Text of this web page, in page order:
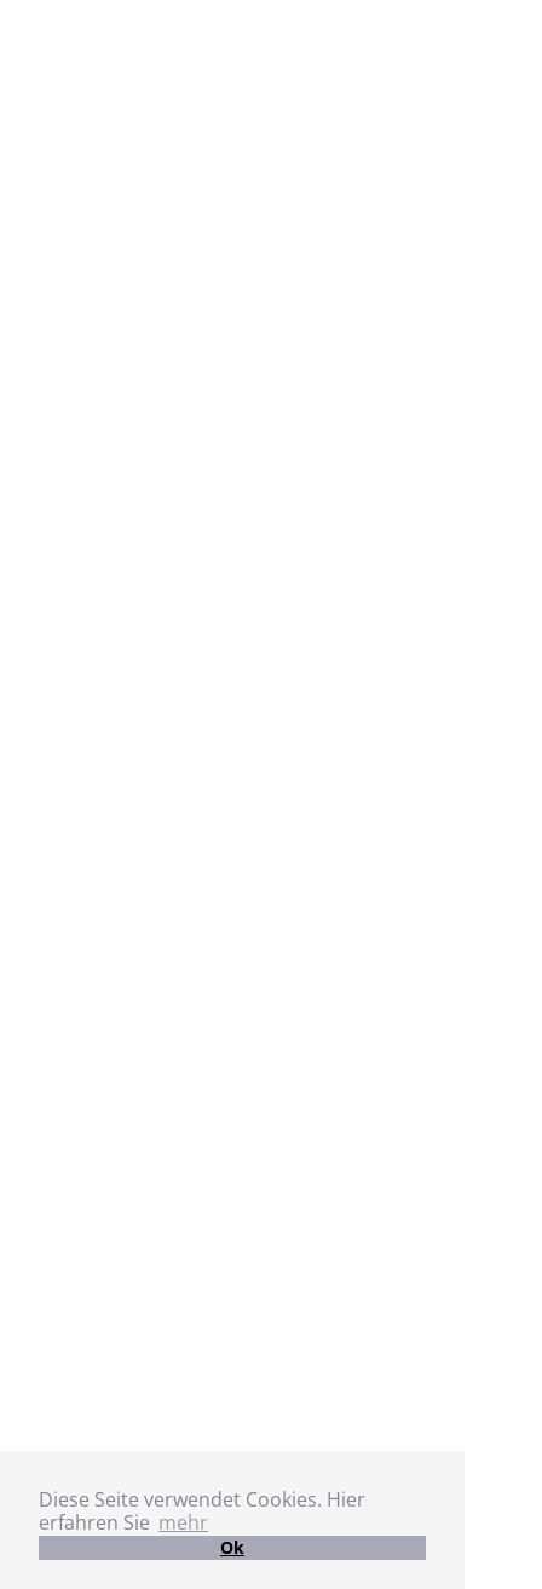
Diese Seite verwendet Cookies. Hier
erfahren Sie mehr
Ok